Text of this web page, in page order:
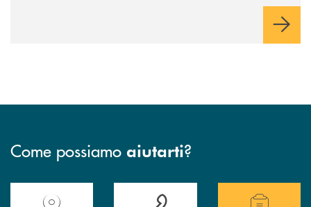
Come possiamo aiutarti?
Accedi all' elenco completo delle filiali della Banca.
Hai bisogno di assistenza immediata?
Hai bisogno di